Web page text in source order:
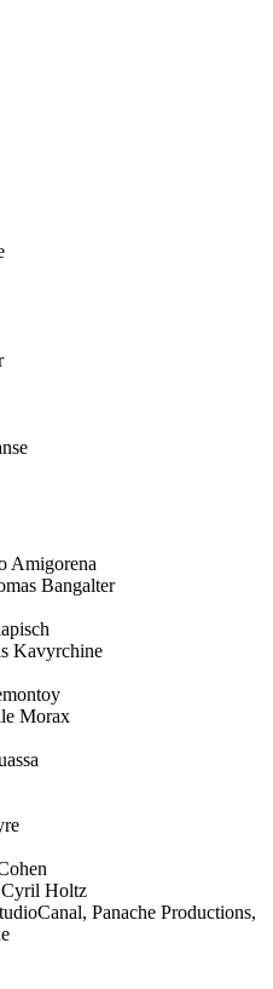
Amigorena
Bangalter
Kavyrchine
Morax
Holtz
Panache Productions,